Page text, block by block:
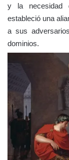
y la necesidad
estableció una
a sus
dominios.